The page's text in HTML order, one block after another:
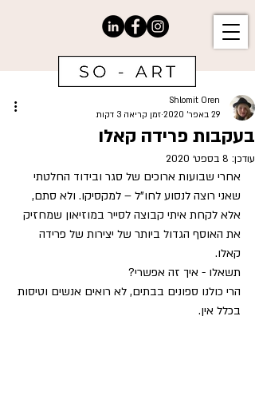
בעקבות פרידה קאלו
Shlomit Oren
29 באפר׳ 2020
זמן קריאה 3 דקות
עודכן: 8 בספט׳ 2020
אחרי שבועות ארוכים של סגר ובידוד החלטתי
שאני רוצה לנסוע לחו"ל – למקסיקו. ולא סתם,
אלא לקחת איתי קבוצה לסייר במוזיאון שמחזיק
את האוסף הגדול ביותר של יצירות של פרידה
קאלו.
תשאלו - איך זה אפשרי?
הרי כולנו ספונים בבתים, לא רואים אנשים וטיסות
בכלל אין.